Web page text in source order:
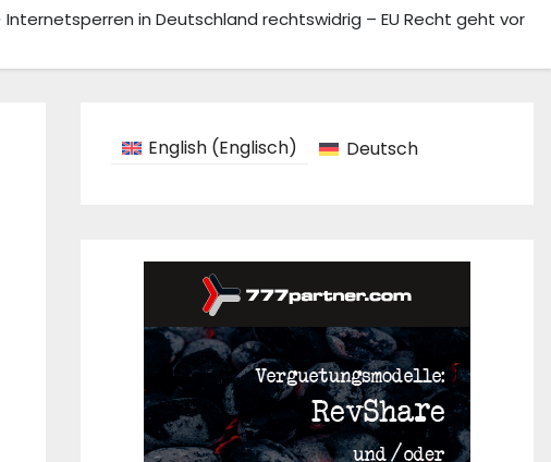
Internetsperren in Deutschland rechtswidrig – EU Recht geht vor
English (Englisch) Deutsch